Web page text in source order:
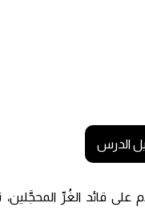
الدرس
على قائد الغُرِّ